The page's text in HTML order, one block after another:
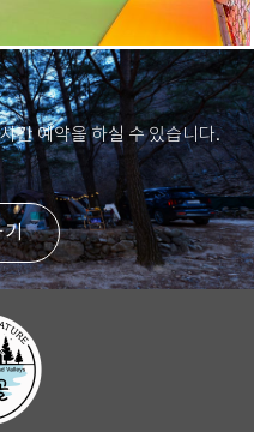
간 예약을 하실 수 있습니다.
기